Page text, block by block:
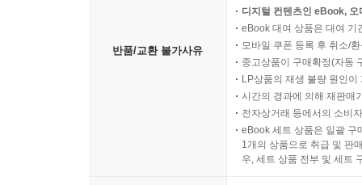
반품/교환 불가사유
디지털 컨텐츠인 eBook,
eBook 대여 상품은 대여 기
모바일 쿠폰 등록 후 취소/
중고상품이 구매확정(자동
LP상품의 재생 불량 원인
시간의 경과에 의해 재판매
전자상거래 등에서의 소비
eBook 세트 상품은 일괄 구
1개의 상품으로 취급 및 판
우, 세트 상품 전부 및 세트